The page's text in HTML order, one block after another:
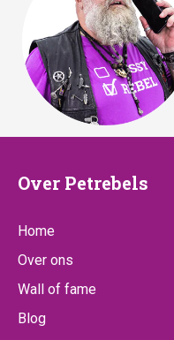
Over
Petrebels
Over Petrebels
Home
Over ons
Wall of fame
Blog